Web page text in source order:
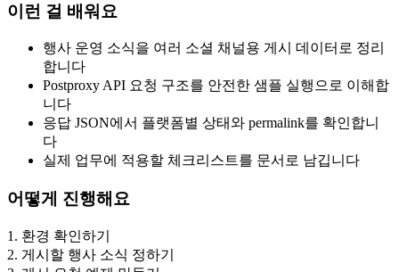
이런 걸 배워요
행사 운영 소식을 여러 소셜 채널용 게시 데이터로 정리
합니다
Postproxy API 요청 구조를 안전한 샘플 실행으로 이해합
니다
응답 JSON에서 플랫폼별 상태와 permalink를 확인합니
다
실제 업무에 적용할 체크리스트를 문서로 남깁니다
어떻게 진행해요
1 . 환경 확인하기
2. 게시할 행사 소식 정하기